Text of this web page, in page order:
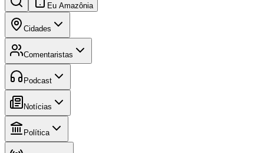
Eu Amazônia
Cidades
Comentaristas
Podcast
Notícias
Política